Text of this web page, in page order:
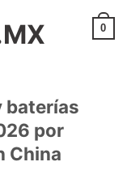
0
baterías
por
China